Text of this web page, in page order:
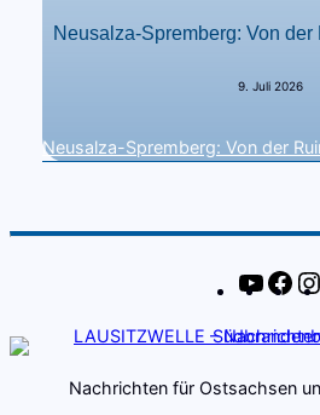
Neusalza-Spremberg: Von
9. Juli 2026
Neusalza-Spremberg: Von der
Nachrichten für Ostsachsen